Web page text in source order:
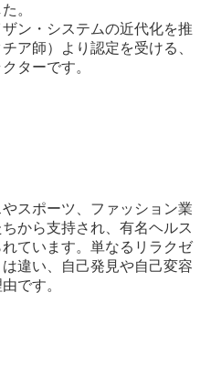
。
ン・システムの近代化を推
ア師）より認定を受ける、
ターです。
スポーツ、ファッション業
から支持され、有名ヘルス
ています。単なるリラクゼ
違い、自己発見や自己変容
です。